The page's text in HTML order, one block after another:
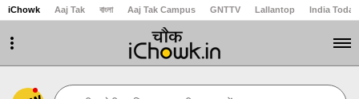
iChowk Aaj Tak বাংলা Aaj Tak Campus GNTTV Lallantop India Today